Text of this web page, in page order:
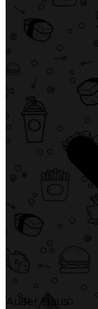
Außer Haus